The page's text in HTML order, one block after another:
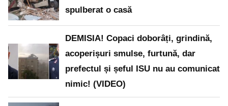
spulberat o casă
DEMISIA! Copaci doborâți, grindină,
acoperișuri smulse, furtună, dar
prefectul și șeful ISU nu au comunicat
nimic! (VIDEO)